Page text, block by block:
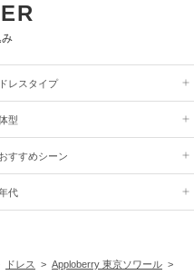
ドレスタイプ
型
おすすめシーン
代
ドレス > Apploberry 東京ソワール >